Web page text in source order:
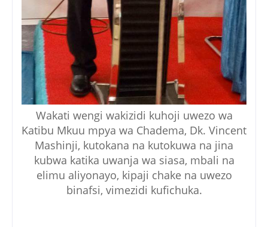
Wakati wengi wakizidi kuhoji uwezo wa
Katibu Mkuu mpya wa Chadema, Dk. Vincent
Mashinji, kutokana na kutokuwa na jina
kubwa katika uwanja wa siasa, mbali na
elimu aliyonayo, kipaji chake na uwezo
binafsi, vimezidi kufichuka.